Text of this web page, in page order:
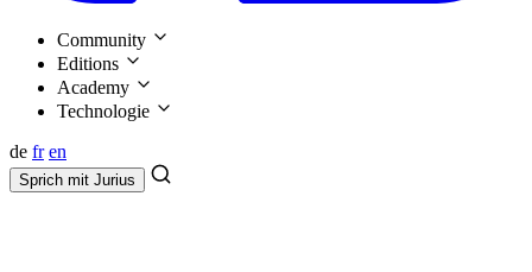
Community
Editions
Academy
Technologie
de fr en
Sprich mit Jurius